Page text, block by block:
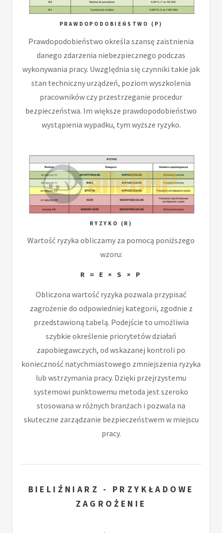
PRAWDOPODOBIEŃSTWO (P)
Prawdopodobieństwo określa szansę zaistnienia
danego zdarzenia niebezpiecznego podczas
wykonywania pracy. Uwzględnia się czynniki takie jak
stan techniczny urządzeń, poziom wyszkolenia
pracowników czy przestrzeganie procedur
bezpieczeństwa. Im większe prawdopodobieństwo
wystąpienia wypadku, tym wyższe ryzyko.
RYZYKO (R)
Wartość ryzyka obliczamy za pomocą poniższego
wzoru:
R = E × S × P
Obliczona wartość ryzyka pozwala przypisać
zagrożenie do odpowiedniej kategorii, zgodnie z
przedstawioną tabelą. Podejście to umożliwia
szybkie określenie priorytetów działań
zapobiegawczych, od wskazanej kontroli po
konieczność natychmiastowego zmniejszenia ryzyka
lub wstrzymania pracy. Dzięki przejrzystemu
systemowi punktowemu metoda jest szeroko
stosowana w różnych branżach i pozwala na
skuteczne zarządzanie bezpieczeństwem w miejscu
pracy.
BIELIŹNIARZ - PRZYKŁADOWE
ZAGROŻENIE